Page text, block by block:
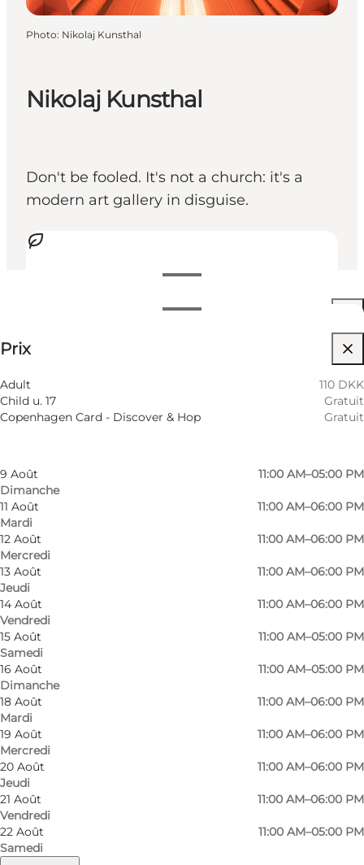
Nikolaj Kunsthal
Don't be fooled. It's not a church: it's a
modern art gallery in disguise.
Voir les horaires d’ouverture
Horaires d’ouverture
Filtrer par mois
6 Août
Jeudi
7 Août
Vendredi
11:00 AM–06:00 PM
9 Août
Dimanche
11:00 AM–05:00 PM
11 Août
Mardi
11:00 AM–06:00 PM
12 Août
Mercredi
11:00 AM–06:00 PM
13 Août
Jeudi
11:00 AM–06:00 PM
14 Août
Vendredi
11:00 AM–06:00 PM
15 Août
Samedi
11:00 AM–05:00 PM
16 Août
Dimanche
11:00 AM–05:00 PM
18 Août
Mardi
11:00 AM–06:00 PM
19 Août
Mercredi
11:00 AM–06:00 PM
20 Août
Jeudi
11:00 AM–06:00 PM
21 Août
Vendredi
11:00 AM–06:00 PM
22 Août
Samedi
11:00 AM–05:00 PM
Prix
Adult
110 DKK
Child u. 17
Gratuit
Copenhagen Card - Discover & Hop
Gratuit
Photo: Nikolaj Kunsthal
Photo Photo
Nikolaj Kunsthal is a unique modern art gallery
inside the former church St Nikolaj Church. It is